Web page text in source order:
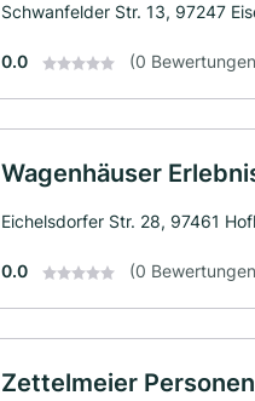
Schwanfelder Str. 13, 97247
0.0 (0
Wagenhäuser
Eichelsdorfer Str. 28, 97461
0.0 (0
Zettelmeier